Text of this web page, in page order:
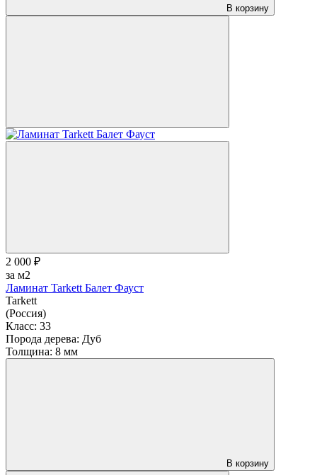
В корзину
2 000 ₽
за м2
Ламинат Tarkett Балет Фауст
Tarkett
(Россия)
Класс: 33
Порода дерева: Дуб
Толщина: 8 мм
В корзину